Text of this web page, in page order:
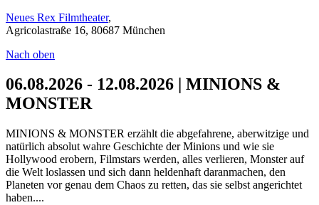
Neues Rex Filmtheater,
Agricolastraße 16, 80687 München
Nach oben
06.08.2026 - 12.08.2026 | MINIONS &
MONSTER
MINIONS & MONSTER erzählt die abgefahrene, aberwitzige und
natürlich absolut wahre Geschichte der Minions und wie sie
Hollywood erobern, Filmstars werden, alles verlieren, Monster auf
die Welt loslassen und sich dann heldenhaft daranmachen, den
Planeten vor genau dem Chaos zu retten, das sie selbst angerichtet
haben....